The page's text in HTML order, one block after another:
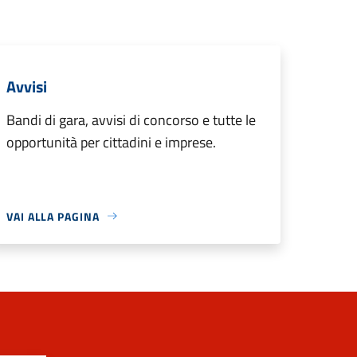
Avvisi
Bandi di gara, avvisi di concorso e tutte le
opportunità per cittadini e imprese.
VAI ALLA PAGINA